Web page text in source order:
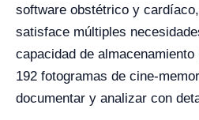
software obstétrico y
satisface múltiples
capacidad de
192 fotogramas de cine-
documentar y analizar con